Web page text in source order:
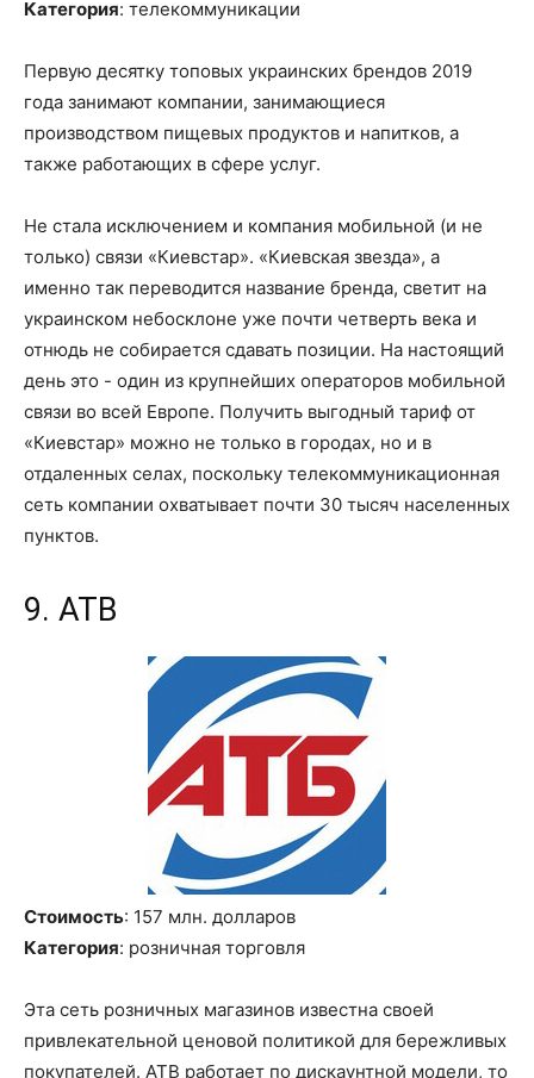
Категория: телекоммуникации
Первую десятку топовых украинских брендов 2019
года занимают компании, занимающиеся
производством пищевых продуктов и напитков, а
также работающих в сфере услуг.
Не стала исключением и компания мобильной (и не
только) связи «Киевстар». «Киевская звезда», а
именно так переводится название бренда, светит на
украинском небосклоне уже почти четверть века и
отнюдь не собирается сдавать позиции. На настоящий
день это - один из крупнейших операторов мобильной
связи во всей Европе. Получить выгодный тариф от
«Киевстар» можно не только в городах, но и в
отдаленных селах, поскольку телекоммуникационная
сеть компании охватывает почти 30 тысяч населенных
пунктов.
9. АТВ
Стоимость: 157 млн. долларов
Категория: розничная торговля
Эта сеть розничных магазинов известна своей
привлекательной ценовой политикой для бережливых
покупателей. АТВ работает по дискаунтной модели, то